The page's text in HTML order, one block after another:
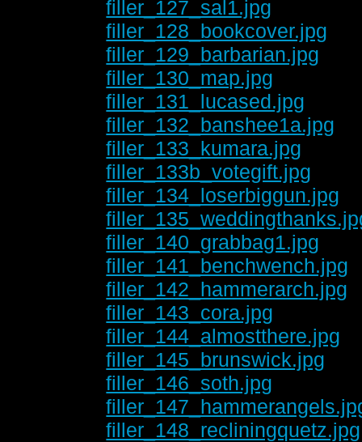
filler_127_sal1.jpg
filler_128_bookcover.jpg
filler_129_barbarian.jpg
filler_130_map.jpg
filler_131_lucased.jpg
filler_132_banshee1a.jpg
filler_133_kumara.jpg
filler_133b_votegift.jpg
filler_134_loserbiggun.jpg
filler_140_grabbag1.jpg
filler_141_benchwench.jpg
filler_142_hammerarch.jpg
filler_143_cora.jpg
filler_144_almostthere.jpg
filler_145_brunswick.jpg
filler_146_soth.jpg
filler_148_recliningquetz.jpg